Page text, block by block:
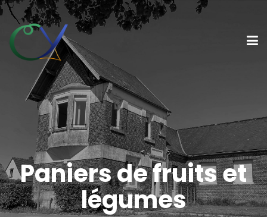
Paniers de fruits et
légumes